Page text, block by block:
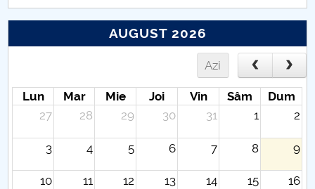
AUGUST 2026
Azi
Lun Mar Mie Joi Vin Sâm
Dum
27
28 29 30 31 1 2
3 4 5 6 7 8 9
10 11 12 13 14 15 16